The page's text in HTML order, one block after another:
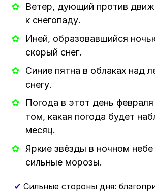
Ветер, дующий против
к снегопаду.
Иней, образовавшийся
скорый снег.
Синие пятна в облаках над
снегу.
Погода в этот день февраля
том, какая погода будет
месяц.
Яркие звёзды в ночном
сильные морозы.
✔ Сильные стороны дня: